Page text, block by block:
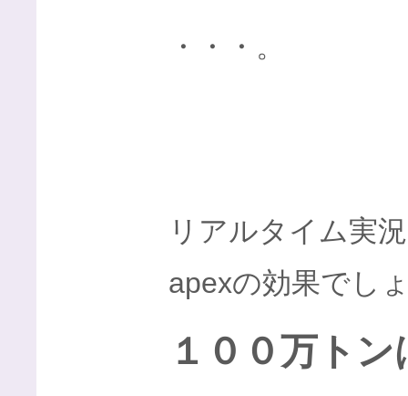
・・・。
リアルタイム実
apexの効果でし
１００万ト